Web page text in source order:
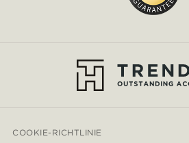
COOKIE-RICHTLINIE